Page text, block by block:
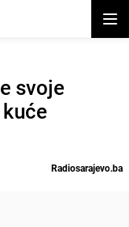
svoje
Radiosarajevo.ba